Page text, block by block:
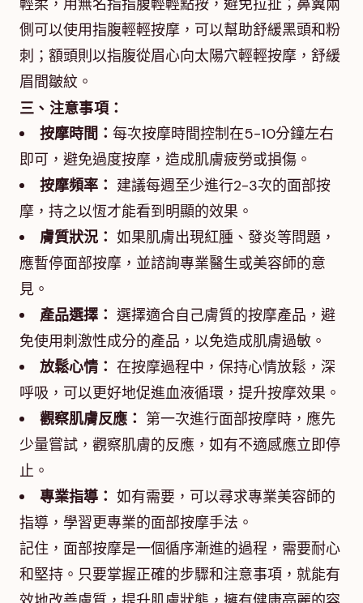
輕柔，用無名指指腹輕輕點按，避免拉扯；鼻翼兩
側可以使用指腹輕輕按摩，可以幫助舒緩黑頭和粉
刺；額頭則以指腹從眉心向太陽穴輕輕按摩，舒緩
眉間皺紋。
三、注意事項：
按摩時間： 每次按摩時間控制在5-10分鐘左右
即可，避免過度按摩，造成肌膚疲勞或損傷。
按摩頻率： 建議每週至少進行2-3次的面部按
摩，持之以恆才能看到明顯的效果。
膚質狀況： 如果肌膚出現紅腫、發炎等問題，
應暫停面部按摩，並諮詢專業醫生或美容師的意
見。
產品選擇： 選擇適合自己膚質的按摩產品，避
免使用刺激性成分的產品，以免造成肌膚過敏。
放鬆心情： 在按摩過程中，保持心情放鬆，深
呼吸，可以更好地促進血液循環，提升按摩效果。
觀察肌膚反應： 第一次進行面部按摩時，應先
少量嘗試，觀察肌膚的反應，如有不適感應立即停
止。
專業指導： 如有需要，可以尋求專業美容師的
指導，學習更專業的面部按摩手法。
記住，面部按摩是一個循序漸進的過程，需要耐心
和堅持。只要掌握正確的步驟和注意事項，就能有